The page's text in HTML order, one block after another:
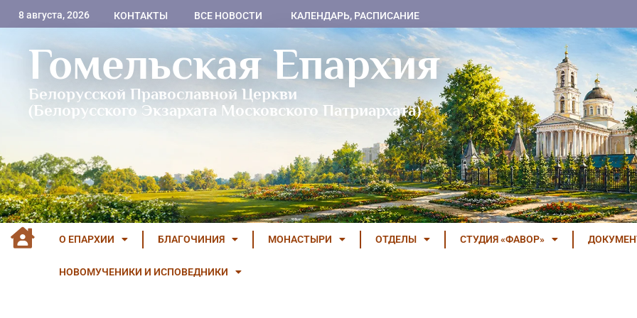
8 августа, 2026 КОНТАКТЫ ВСЕ НОВОСТИ КАЛЕНДАРЬ, РАСПИСАНИЕ
Гомельская Епархия
Белорусской Православной Церкви
(Белорусского Экзархата Московского Патриархата)
О ЕПАРХИИ БЛАГОЧИНИЯ МОНАСТЫРИ ОТДЕЛЫ СТУДИЯ «ФАВОР»
НОВОМУЧЕНИКИ И ИСПОВЕДНИКИ